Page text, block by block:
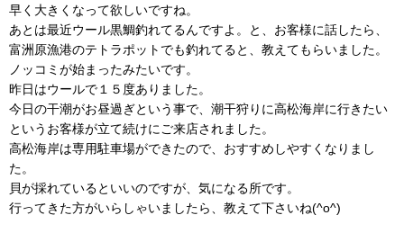
早く大きくなって欲しいですね。
あとは最近ウール黒鯛釣れてるんですよ。と、お客様に話したら、
富洲原漁港のテトラポットでも釣れてると、教えてもらいました。
ノッコミが始まったみたいです。
昨日はウールで１５度ありました。
今日の干潮がお昼過ぎという事で、潮干狩りに高松海岸に行きたい
というお客様が立て続けにご来店されました。
高松海岸は専用駐車場ができたので、おすすめしやすくなりまし
た。
貝が採れているといいのですが、気になる所です。
行ってきた方がいらしゃいましたら、教えて下さいね(^o^)